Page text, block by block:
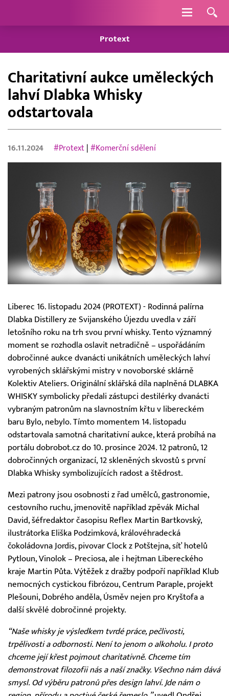
Navigace
Protext
Charitativní aukce uměleckých
lahví Dlabka Whisky
odstartovala
16.11.2024 #Protext |#Komerční sdělení
Liberec 16. listopadu 2024 (PROTEXT) - Rodinná palírna
Dlabka Distillery ze Svijanského Újezdu uvedla v září
letošního roku na trh svou první whisky. Tento významný
moment se rozhodla oslavit netradičně – uspořádáním
dobročinné aukce dvanácti unikátních uměleckých lahví
vyrobených sklářskými mistry v novoborské sklárně
Kolektiv Ateliers. Originální sklářská díla naplněná DLABKA
WHISKY symbolicky předali zástupci destilérky dvanácti
vybraným patronům na slavnostním křtu v libereckém
baru Bylo, nebylo. Tímto momentem 14. listopadu
odstartovala samotná charitativní aukce, která probíhá na
portálu dobrobot.cz do 10. prosince 2024. 12 patronů, 12
dobročinných organizací, 12 skleněných skvostů s první
Dlabka Whisky symbolizujících radost a štědrost.
Mezi patrony jsou osobnosti z řad umělců, gastronomie,
cestovního ruchu, jmenovitě například zpěvák Michal
David, šéfredaktor časopisu Reflex Martin Bartkovský,
ilustrátorka Eliška Podzimková, královéhradecká
čokoládovna Jordis, pivovar Clock z Potštejna, síť hotelů
Pytloun, Vinolok – Preciosa, ale i hejtman Libereckého
kraje Martin Půta. Výtěžek z dražby podpoří například Klub
nemocných cystickou fibrózou, Centrum Paraple, projekt
Plešouni, Dobrého anděla, Úsměv nejen pro Kryštofa a
další skvělé dobročinné projekty.
“Naše whisky je výsledkem tvrdé práce, pečlivosti,
trpělivosti a odbornosti. Není to jenom o alkoholu. I proto
chceme její křest pojmout charitativně. Chceme tím
demonstrovat filozofii nás a naší značky. Všechno nám dává
smysl. Od výběru patronů přes design lahví. Jde nám o